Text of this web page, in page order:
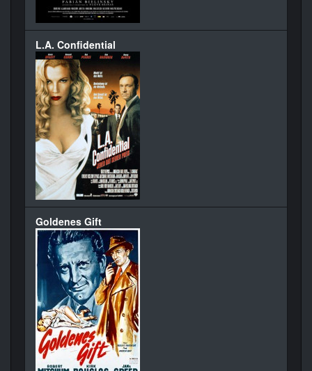
L.A. Confidential
Goldenes Gift